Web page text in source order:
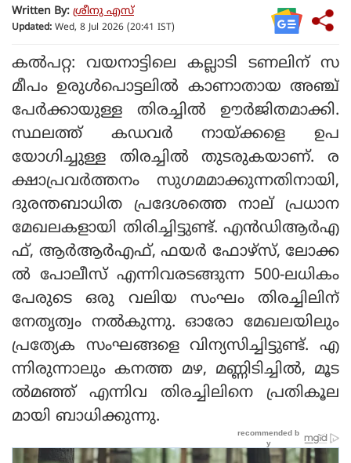
Written By: ശ്രീനു എസ്
Updated: Wed, 8 Jul 2026 (20:41 IST)
കല്‍പറ്റ: വയനാട്ടിലെ കല്ലാടി ടണലിന് സ
മീപം ഉരുള്‍പൊട്ടലില്‍ കാണാതായ അഞ്ച്
പേര്‍ക്കായുള്ള തിരച്ചില്‍ ഊര്‍ജിതമാക്കി.
സ്ഥലത്ത് കഡവര്‍ നായ്ക്കളെ ഉപ
യോഗിച്ചുള്ള തിരച്ചില്‍ തുടരുകയാണ്. ര
ക്ഷാപ്രവര്‍ത്തനം സുഗമമാക്കുന്നതിനായി,
ദുരന്തബാധിത പ്രദേശത്തെ നാല് പ്രധാന
മേഖലകളായി തിരിച്ചിട്ടുണ്ട്. എന്‍ഡിആര്‍എ
ഫ്, ആര്‍ആര്‍എഫ്, ഫയര്‍ ഫോഴ്സ്, ലോക്ക
ല്‍ പോലീസ് എന്നിവരടങ്ങുന്ന 500-ലധികം
പേരുടെ ഒരു വലിയ സംഘം തിരച്ചിലിന്
നേതൃത്വം നല്‍കുന്നു. ഓരോ മേഖലയിലും
പ്രത്യേക സംഘങ്ങളെ വിന്യസിച്ചിട്ടുണ്ട്. എ
ന്നിരുന്നാലും കനത്ത മഴ, മണ്ണിടിച്ചില്‍, മൂട
ല്‍മഞ്ഞ് എന്നിവ തിരച്ചിലിനെ പ്രതികൂല
മായി ബാധിക്കുന്നു.